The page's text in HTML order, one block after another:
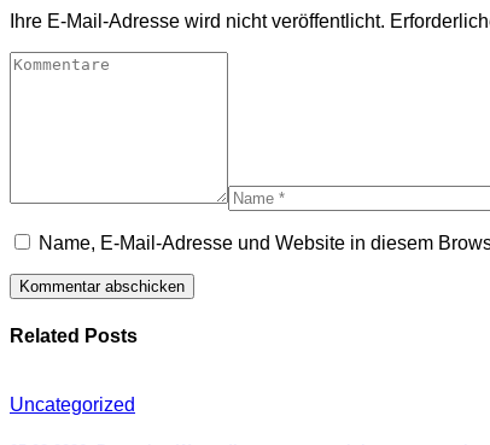
Ihre E-Mail-Adresse wird nicht veröffentlicht.
Name, E-Mail-Adresse und Website in diesem
Related Posts
Uncategorized